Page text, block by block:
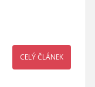
CELÝ ČLÁNEK